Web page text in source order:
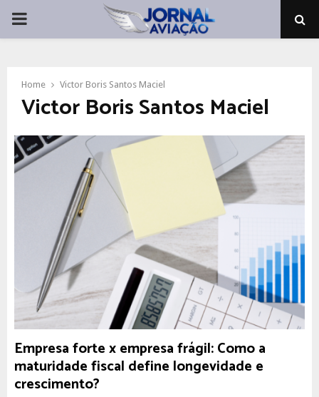
PRIMARY
Home Victor Boris Santos Maciel
Victor Boris Santos Maciel
Empresa forte x empresa frágil: Como a
maturidade fiscal define longevidade e
crescimento?